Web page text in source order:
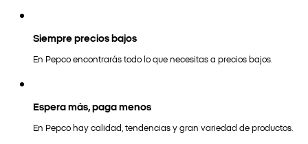
Siempre precios bajos
En Pepco encontrarás todo lo que necesitas a precios bajos.
Espera más, paga menos
En Pepco hay calidad, tendencias y gran variedad de productos.